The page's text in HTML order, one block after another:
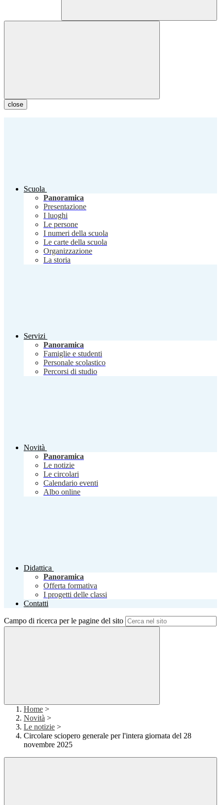
close
Scuola
Panoramica
Presentazione
I luoghi
Le persone
I numeri della scuola
Le carte della scuola
Organizzazione
La storia
Servizi
Panoramica
Famiglie e studenti
Personale scolastico
Percorsi di studio
Novità
Panoramica
Le notizie
Le circolari
Calendario eventi
Albo online
Didattica
Panoramica
Offerta formativa
I progetti delle classi
Contatti
Campo di ricerca per le pagine del sito
Home >
Novità >
Le notizie >
Circolare sciopero generale per l'intera giornata del 28
novembre 2025